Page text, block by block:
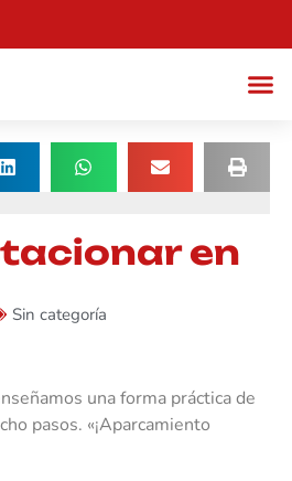
en
Sin categoría
una forma práctica de
pasos. «¡Aparcamiento